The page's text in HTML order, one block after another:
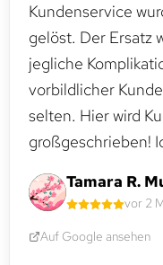
Kundenservice
gelöst. Der Ersatz
jegliche
vorbildlicher
selten. Hier wird
großgeschrieben!
Tamara R.
vor 2
Auf Google ansehen